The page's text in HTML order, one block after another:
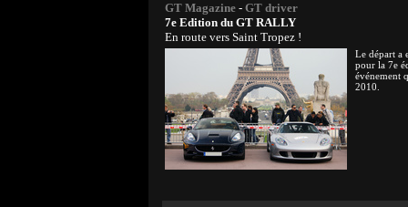
GT Magazine - GT driver
7e Edition du GT RALLY
En route vers Saint Tropez !
Le départ a
pour la 7e
événement
2010.